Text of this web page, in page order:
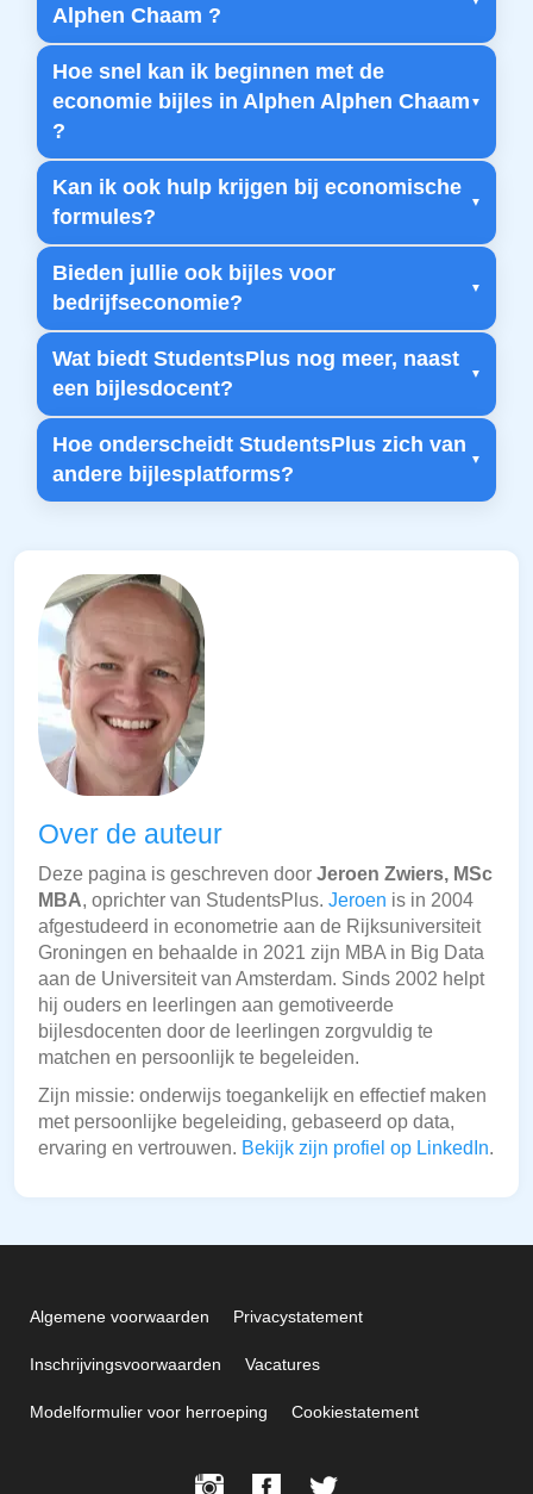
Alphen Chaam ?
Hoe snel kan ik beginnen met de
economie bijles in Alphen Alphen Chaam
?
Kan ik ook hulp krijgen bij economische
formules?
Bieden jullie ook bijles voor
bedrijfseconomie?
Wat biedt StudentsPlus nog meer, naast
een bijlesdocent?
Hoe onderscheidt StudentsPlus zich van
andere bijlesplatforms?
Over de auteur
Deze pagina is geschreven door Jeroen Zwiers, MSc
MBA, oprichter van StudentsPlus. Jeroen is in 2004
afgestudeerd in econometrie aan de Rijksuniversiteit
Groningen en behaalde in 2021 zijn MBA in Big Data
aan de Universiteit van Amsterdam. Sinds 2002 helpt
hij ouders en leerlingen aan gemotiveerde
bijlesdocenten door de leerlingen zorgvuldig te
matchen en persoonlijk te begeleiden.
Zijn missie: onderwijs toegankelijk en effectief maken
met persoonlijke begeleiding, gebaseerd op data,
ervaring en vertrouwen. Bekijk zijn profiel op LinkedIn.
Algemene voorwaarden Privacystatement
Inschrijvingsvoorwaarden Vacatures
Modelformulier voor herroeping Cookiestatement